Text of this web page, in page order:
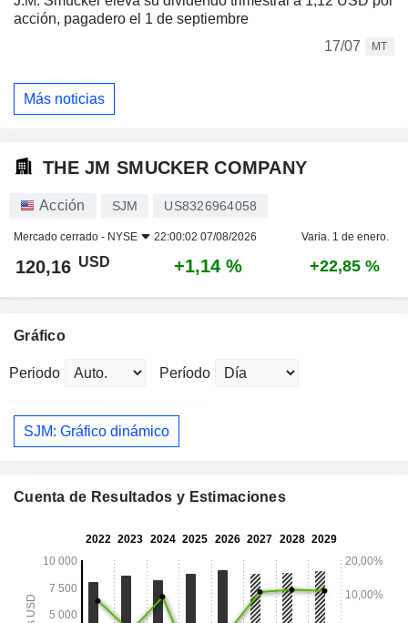
acción, pagadero el 1 de septiembre
17/07
MT
Más noticias
THE JM SMUCKER COMPANY
Acción SJM US8326964058
Mercado cerrado - NYSE 22:00:02 07/08/2026 Varia. 1 de enero.
120,16 USD +1,14 % +22,85 %
Gráfico
Periodo Período
SJM: Gráfico dinámico
Cuenta de Resultados y Estimaciones